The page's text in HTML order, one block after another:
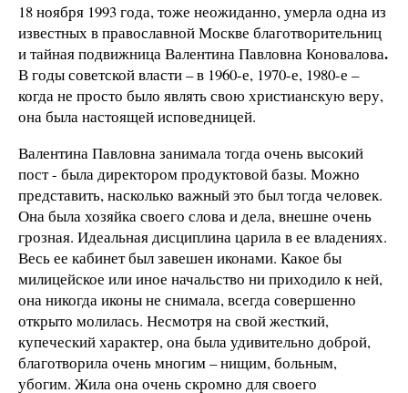
18 ноября 1993 года, тоже неожиданно, умерла одна из
известных в православной Москве благотворительниц
и тайная подвижница Валентина Павловна Коновалова.
В годы советской власти – в 1960-е, 1970-е, 1980-е –
когда не просто было являть свою христианскую веру,
она была настоящей исповедницей.
Валентина Павловна занимала тогда очень высокий
пост - была директором продуктовой базы. Можно
представить, насколько важный это был тогда человек.
Она была хозяйка своего слова и дела, внешне очень
грозная. Идеальная дисциплина царила в ее владениях.
Весь ее кабинет был завешен иконами. Какое бы
милицейское или иное начальство ни приходило к ней,
она никогда иконы не снимала, всегда совершенно
открыто молилась. Несмотря на свой жесткий,
купеческий характер, она была удивительно доброй,
благотворила очень многим – нищим, больным,
убогим. Жила она очень скромно для своего